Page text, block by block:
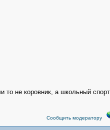
то не коровник, а школьный
Сообщить модератору